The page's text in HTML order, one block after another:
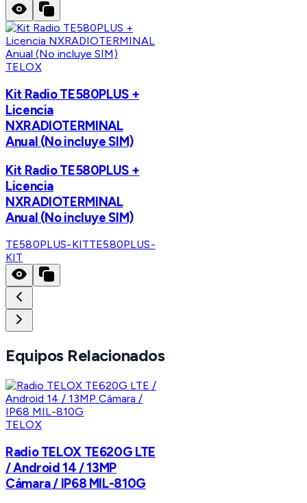
TELOX
Kit Radio TE580PLUS +
Licencia
NXRADIOTERMINAL
Anual (No incluye SIM)
Kit Radio TE580PLUS +
Licencia
NXRADIOTERMINAL
Anual (No incluye SIM)
TE580PLUS-KITTE580PLUS-
KIT
Equipos Relacionados
TELOX
Radio TELOX TE620G LTE
/ Android 14 / 13MP
Cámara / IP68 MIL-810G